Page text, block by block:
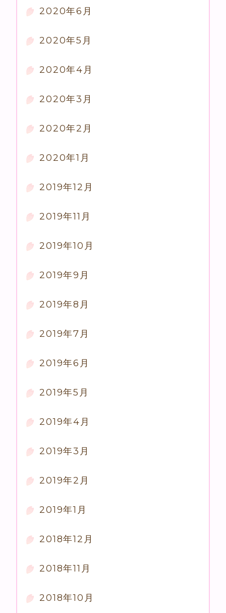
2020年6月
2020年5月
2020年4月
2020年3月
2020年2月
2020年1月
2019年12月
2019年11月
2019年10月
2019年9月
2019年8月
2019年7月
2019年6月
2019年5月
2019年4月
2019年3月
2019年2月
2019年1月
2018年12月
2018年11月
2018年10月